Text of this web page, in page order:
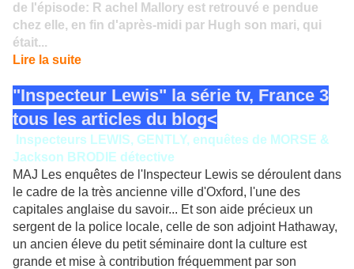
de l'épisode: R achel Mallory est retrouvé e pendue
chez elle, en fin d'après-midi par Hugh son mari, qui
était...
Lire la suite
"Inspecteur Lewis" la série tv, France 3
tous les articles du blog<
Inspecteurs LEWIS, GENTLY, enquêtes de MORSE &
Jackson BRODIE détective
MAJ Les enquêtes de l'Inspecteur Lewis se déroulent dans
le cadre de la très ancienne ville d'Oxford, l'une des
capitales anglaise du savoir... Et son aide précieux un
sergent de la police locale, celle de son adjoint Hathaway,
un ancien éleve du petit séminaire dont la culture est
grande et mise à contribution fréquemment par son